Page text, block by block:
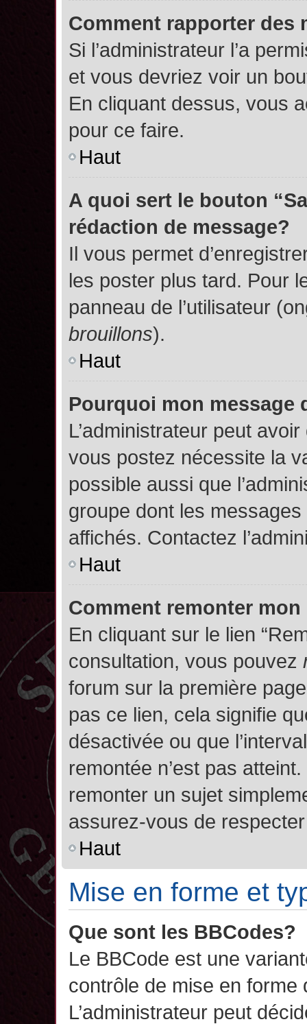
Comment rapporter des
Si l’administrateur l’a
et vous devriez voir un
En cliquant dessus, vous
pour ce faire.
Haut
A quoi sert le bouton
rédaction de message?
Il vous permet
les poster plus tard. Pour
panneau de l’utilisateur
brouillons).
Haut
Pourquoi mon message
L’administrateur peut
vous postez nécessite la
possible aussi que
groupe dont les
affichés. Contactez
Haut
Comment remonter
En cliquant sur le lien
consultation, vous pouvez
forum sur la première
pas ce lien, cela signifie
désactivée ou que
remontée n’est pas
remonter un sujet
assurez-vous de
Haut
Mise en forme et
Que sont les BBCodes?
Le BBCode est une
contrôle de mise en forme
L’administrateur peut